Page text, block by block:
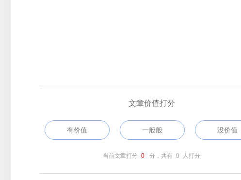
文章价值打分
有价值 一般般 没价值
当前文章打分 0 分，共有 0 人打分